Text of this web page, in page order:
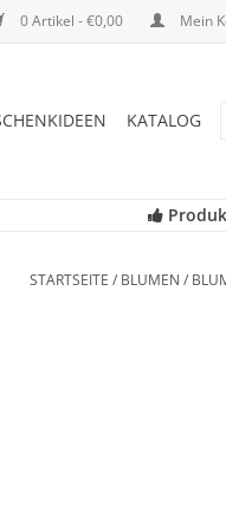
0 Artikel - €0,00 Mein
KATALOG
STARTSEITE / BLUMEN /